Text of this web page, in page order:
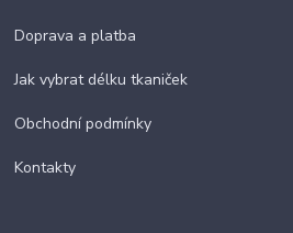
Doprava a platba
Jak vybrat délku tkaniček
Obchodní podmínky
Kontakty